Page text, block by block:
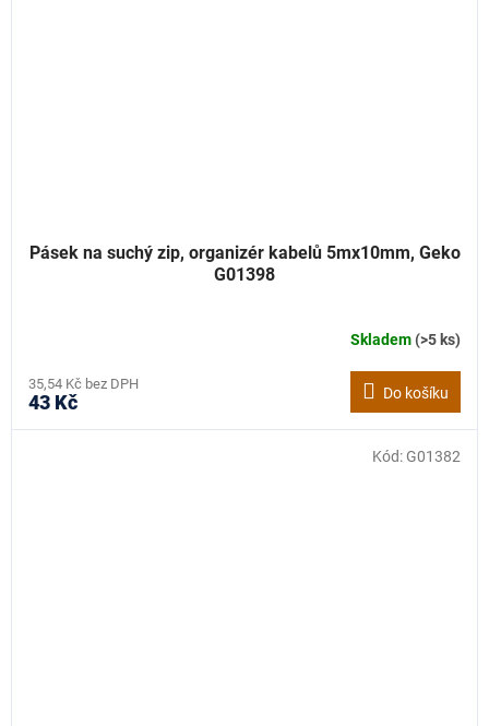
Pásek na suchý zip, organizér kabelů 5mx10mm, Geko
G01398
Skladem(>5 ks)
35,54 Kč bez DPH
43 Kč Do košíku
Kód: G01382